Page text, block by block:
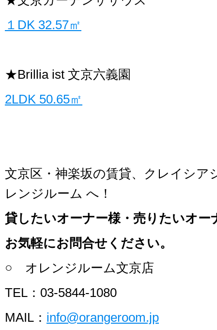
１DK 32.57㎡
★Brillia ist 文京六義園
2LDK 50.65㎡
文京区・神楽坂の賃貸、クレイシア
レンジルーム へ！
貸したいオーナー様・売りたいオー
お気軽にお問合せください。
○ オレンジルーム文京店
TEL：03-5844-1080
MAIL： info@orangeroom.jp